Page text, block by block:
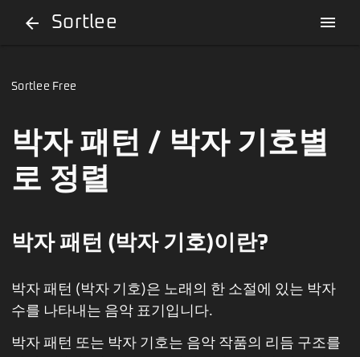
arrow_back Sortlee menu
Sortlee Free
박자 패턴 / 박자 기호별
로 정렬
박자 패턴 (박자 기호)이란?
박자 패턴 (박자 기호)은 노래의 한 소절에 있는 박자
수를 나타내는 음악 표기입니다.
박자 패턴 또는 박자 기호는 음악 작품의 리듬 구조를